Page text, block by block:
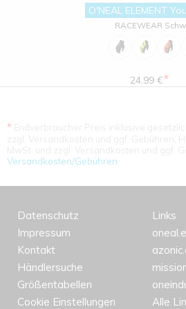
O'NEAL ELEMENT
RACEWEAR
24.99 €*
*
Versandkosten/Gebühren
Datenschutz
Impressum
Kontakt
Händlersuche
Größentabellen
Cookie Einstellungen
Links
Alle